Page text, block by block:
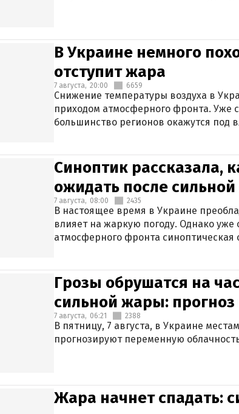
В Украине немного
отступит жара
7 августа, 20:00 6659
Снижение температуры воздуха в
приходом атмосферного фронта. Уже
большинство регионов окажутся под
Синоптик рассказала,
ожидать после
7 августа, 08:00 2435
В настоящее время в Украине
влияет на жаркую погоду. Однако уже
атмосферного фронта синоптическая
Грозы обрушатся на
сильной жары: прогноз
7 августа, 06:21 2388
В пятницу, 7 августа, в Украине
прогнозируют переменную
Жара начнет спадать: